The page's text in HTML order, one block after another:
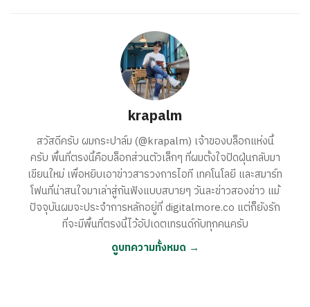
krapalm
สวัสดีครับ ผมกระปาล์ม (@krapalm) เจ้าของบล็อกแห่งนี้
ครับ พื้นที่ตรงนี้คือบล็อกส่วนตัวเล็กๆ ที่ผมตั้งใจปัดฝุ่นกลับมา
เขียนใหม่ เพื่อหยิบเอาข่าวสารวงการไอที เทคโนโลยี และสมาร์ท
โฟนที่น่าสนใจมาเล่าสู่กันฟังแบบสบายๆ วันละข่าวสองข่าว แม้
ปัจจุบันผมจะประจำการหลักอยู่ที่ digitalmore.co แต่ก็ยังรัก
ที่จะมีพื้นที่ตรงนี้ไว้อัปเดตเทรนด์กับทุกคนครับ
ดูบทความทั้งหมด →